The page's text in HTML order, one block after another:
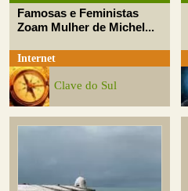
Famosas e Feministas
Zoam Mulher de Michel...
Internet
Clave do Sul